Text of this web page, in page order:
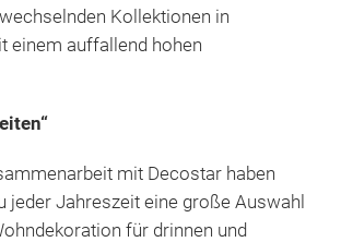
Kollektionen in
einem auffallend hohen
mit Decostar haben
jeder Jahreszeit eine große Auswahl
für drinnen und